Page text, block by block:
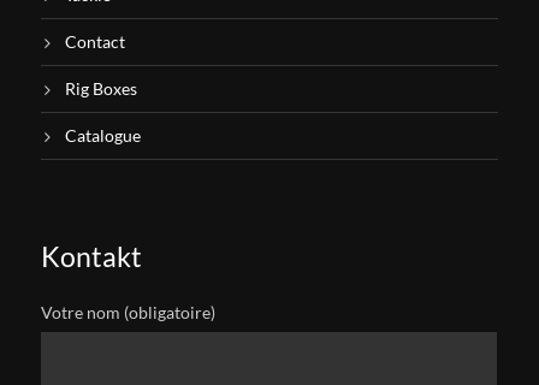
Contact
Rig Boxes
Catalogue
Kontakt
Votre nom (obligatoire)